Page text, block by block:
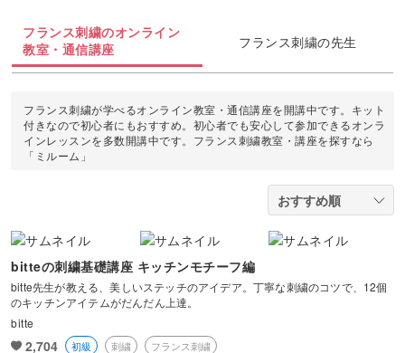
デジタルイラスト
ボタニカルキャンドル
アロマキャンドル
折り紙
カルトナージュ
つまみ細工
水引
レザークラフト
クラフト
ぬいぐるみ
多肉植物
占い
金継ぎ
フラワーアレンジメント
アロマ・ハーブ
パーソナルカラー
ダンス
ピラティス
ヨガ
アイシングクッキー
洋菓子
マネー
EC・集客
すべて
カメラ基礎
ボケ・丸ボケ
構図
光・ライティング
フランス刺繍のオンライン
教室・通信講座
フランス刺繍の先生
フランス刺繍が学べるオンライン教室・通信講座を開講中です。キット
付きなので初心者にもおすすめ。初心者でも安心して参加できるオンラ
インレッスンを多数開講中です。フランス刺繍教室・講座を探すなら
「ミルーム」
bitteの刺繍基礎講座 キッチンモチーフ編
bitte先生が教える、美しいステッチのアイデア。丁寧な刺繍のコツで、12個
のキッチンアイテムがだんだん上達。
bitte
2,704 初級 刺繍 フランス刺繍